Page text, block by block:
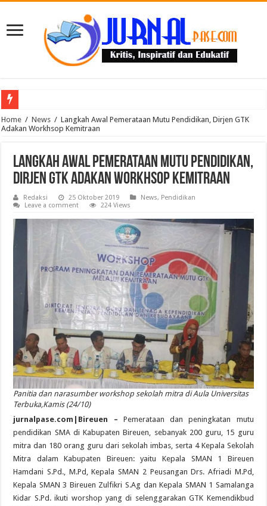
Puluhan Guru Berkumpul di TPN XIII Aceh Utara, Kacabdin Tekankan Cetak
Home / News / Langkah Awal Pemerataan Mutu Pendidikan, Dirjen GTK
Adakan Workhsop Kemitraan
Langkah Awal Pemerataan Mutu Pendidikan,
Dirjen GTK Adakan Workhsop Kemitraan
Redaksi 25 Oktober 2019 News, Pendidikan
Leave a comment
224 Views
Panitia dan narasumber workshop sekolah mitra di Aula Universitas
Terbuka,Kamis (24/10)
jurnalpase.com|Bireuen – Pemerataan dan peningkatan mutu
pendidikan SMA di Kabupaten Bireuen, sebanyak 200 guru, 15 guru
mitra dan 180 orang guru dari sekolah imbas, serta 4 Kepala Sekolah
Mitra dalam Kabupaten Bireuen: yaitu Kepala SMAN 1 Bireuen
Hamdani S.Pd., M.Pd, Kepala SMAN 2 Peusangan Drs. Afriadi M.Pd,
Kepala SMAN 3 Bireuen Zulfikri S.Ag dan Kepala SMAN 1 Samalanga
Kidar S.Pd. ikuti worshop yang di selenggarakan GTK Kemendikbud